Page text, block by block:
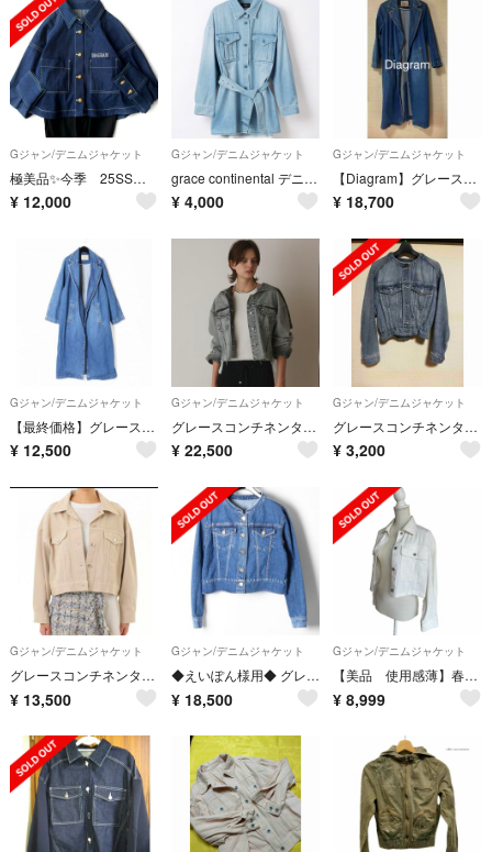
Gジャン/デニムジャケット
極美品✨️今季 25SS ダイアグラム デニムジャケット 刺繍ロゴ 38
¥ 12,000
Gジャン/デニムジャケット
grace continental デニムシャツブラウス
¥ 4,000
Gジャン/デニムジャケット
【Diagram】グレースコンチネンタル デニムコート 34
¥ 18,700
Gジャン/デニムジャケット
【最終価格】グレースコンチネンタル ダイアグラム デニムコート
¥ 12,500
Gジャン/デニムジャケット
グレースコンチネンタル フードジップデニムジャケット
¥ 22,500
Gジャン/デニムジャケット
グレースコンチネンタル バックリボンGジャン
¥ 3,200
Gジャン/デニムジャケット
グレースコンチネンタル オープンカラーデニムジャケット
¥ 13,500
Gジャン/デニムジャケット
◆えいぽん様用◆ グレースコンチネンタル ドロストリングＧジャン
¥ 18,500
Gジャン/デニムジャケット
【美品 使用感薄】春夏 グレースコンチネンタルデニムショートジャケット
¥ 8,999